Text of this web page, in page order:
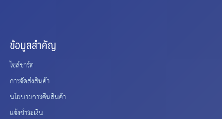
ข้อมูลสำคัญ
ไซส์ชาร์ต
การจัดส่งสินค้า
นโยบายการคืนสินค้า
แจ้งชำระเงิน